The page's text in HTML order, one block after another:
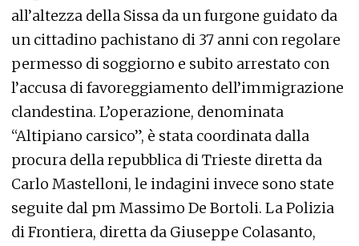
all’altezza della Sissa da un furgone guidato da
un cittadino pachistano di 37 anni con regolare
permesso di soggiorno e subito arrestato con
l’accusa di favoreggiamento dell’immigrazione
clandestina. L’operazione, denominata
“Altipiano carsico”, è stata coordinata dalla
procura della repubblica di Trieste diretta da
Carlo Mastelloni, le indagini invece sono state
seguite dal pm Massimo De Bortoli. La Polizia
di Frontiera, diretta da Giuseppe Colasanto,